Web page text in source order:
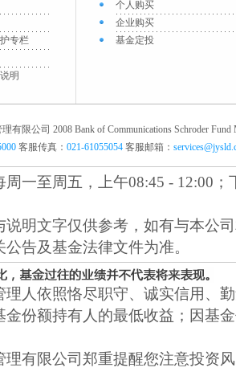
专栏
明
个人购买
企业购买
基金定投
有限公司 2008 Bank of Communications Schroder Fund
客服传真： 021-61055054 客服邮箱：
周一至周五，上午08:45 - 12:00；
说明文字仅供参考，如有与本公
告及基金法律文件为准。
理人依照恪尽职守、诚实信用、
金份额持有人的最低收益；因基
理有限公司郑重提醒您注意投资